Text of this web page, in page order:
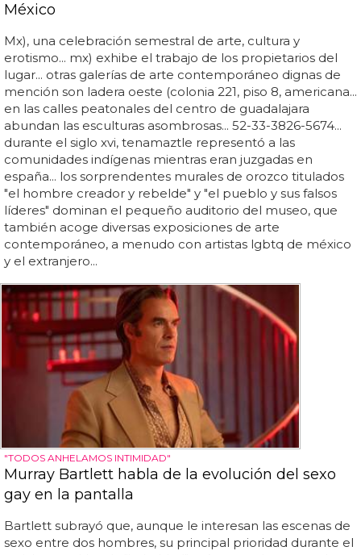
México
Mx), una celebración semestral de arte, cultura y
erotismo... mx) exhibe el trabajo de los propietarios del
lugar... otras galerías de arte contemporáneo dignas de
mención son ladera oeste (colonia 221, piso 8, americana...
en las calles peatonales del centro de guadalajara
abundan las esculturas asombrosas... 52-33-3826-5674...
durante el siglo xvi, tenamaztle representó a las
comunidades indígenas mientras eran juzgadas en
españa... los sorprendentes murales de orozco titulados
"el hombre creador y rebelde" y "el pueblo y sus falsos
líderes" dominan el pequeño auditorio del museo, que
también acoge diversas exposiciones de arte
contemporáneo, a menudo con artistas lgbtq de méxico
y el extranjero...
"TODOS ANHELAMOS INTIMIDAD"
Murray Bartlett habla de la evolución del sexo
gay en la pantalla
Bartlett subrayó que, aunque le interesan las escenas de
sexo entre dos hombres, su principal prioridad durante el